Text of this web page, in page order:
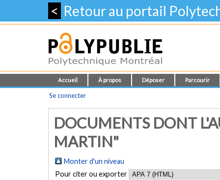
< Retour au portail
Accueil À propos Déposer Parcourir
Se connecter
DOCUMENTS DONT
MARTIN"
Monter d'un niveau
Pour citer ou exporter